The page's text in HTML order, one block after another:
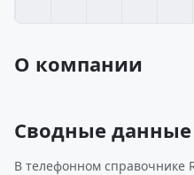
О компании
Сводные
В телефонном справочнике